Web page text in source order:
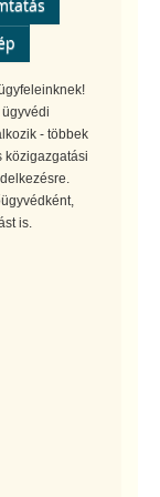
- többek
közigazgatási
is.